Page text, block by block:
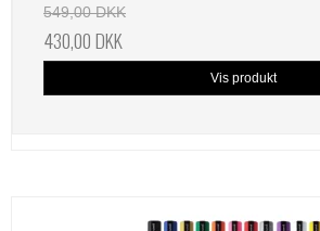
549,00 DKK
430,00 DKK
Vis produkt